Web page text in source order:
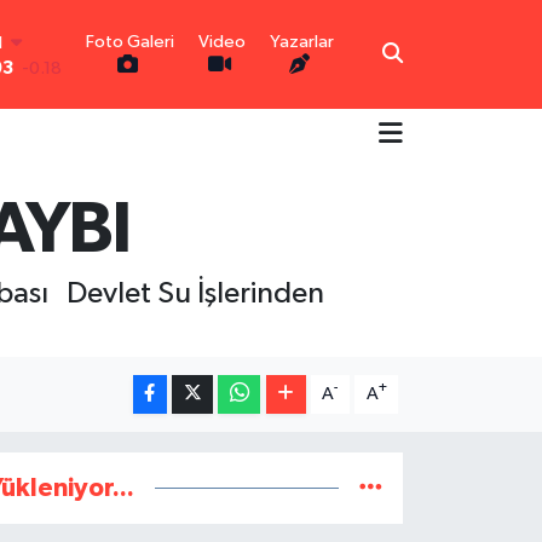
-0.18
0.38
Foto Galeri Video Yazarlar
Devlet Su İşlerinden
A- A+